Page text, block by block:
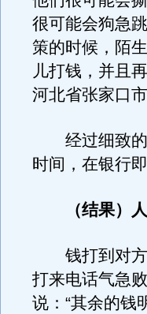
很可能会狗急
策的时候，陌
儿打钱，并且
河北省张家口市
经过细致的
时间，在银行
（结果）
钱打到对方
打来电话气急
说：“其余的钱